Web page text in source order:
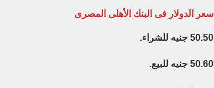
سعر الدولار فى البنك الأهلى المصرى
50.50 جنيه للشراء.
50.60 جنيه للبيع.